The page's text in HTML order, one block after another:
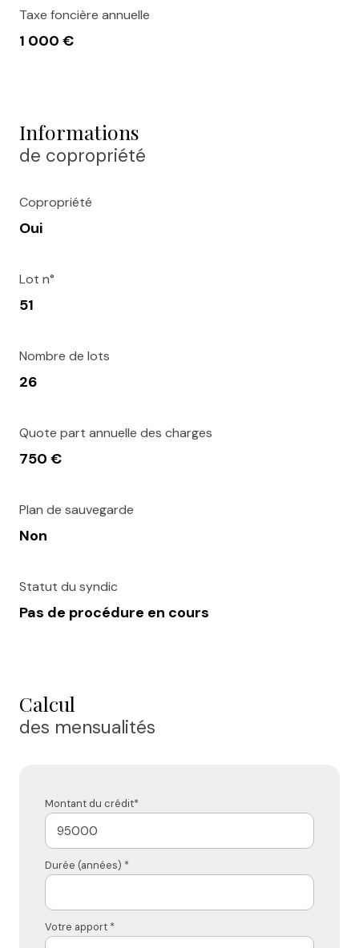
Taxe foncière annuelle
1 000 €
Informations
de copropriété
Copropriété
Oui
Lot n°
51
Nombre de lots
26
Quote part annuelle des charges
750 €
Plan de sauvegarde
Non
Statut du syndic
Pas de procédure en cours
Calcul
des mensualités
Montant du crédit*
Durée (années) *
Votre apport *